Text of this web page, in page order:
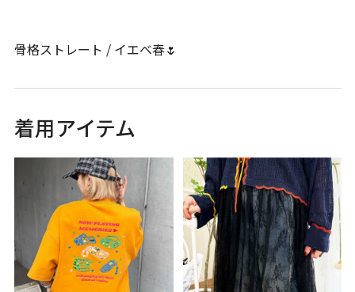
骨格ストレート / イエベ春🌷
着用アイテム